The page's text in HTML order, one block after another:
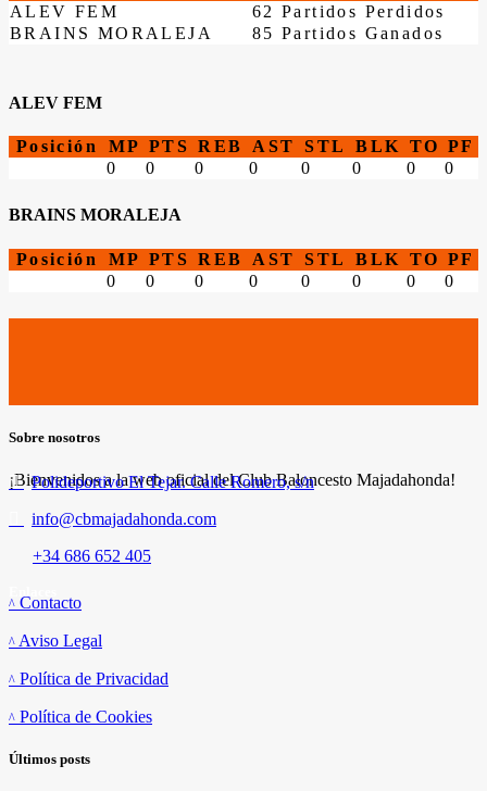
ALEV FEM
62 Partidos Perdidos
BRAINS MORALEJA
85 Partidos Ganados
ALEV FEM
Posición MP PTS REB AST STL BLK TO PF
0
0 0 0 0 0 0 0
BRAINS MORALEJA
Posición MP PTS REB AST STL BLK TO PF
0
0 0 0 0 0 0 0
Sobre nosotros
¡Bienvenidos a la web oficial del Club Baloncesto Majadahonda!
Polideportivo El Tejar. Calle Romero, s/n
info@cbmajadahonda.com
+34 686 652 405
Contacto
Aviso Legal
Política de Privacidad
Política de Cookies
Últimos posts